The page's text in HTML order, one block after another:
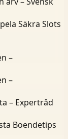
Säkra Slots
–
–
– Expertråd
Boendetips